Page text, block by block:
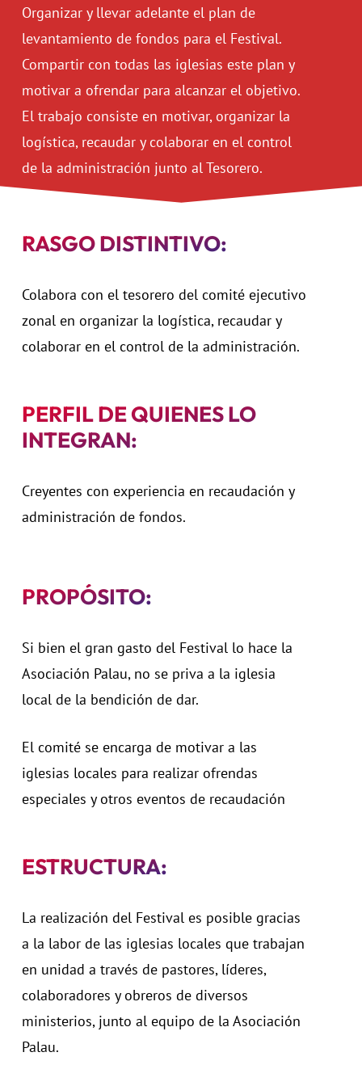
Organizar y llevar adelante el plan de
levantamiento de fondos para el Festival.
Compartir con todas las iglesias este plan y
motivar a ofrendar para alcanzar el objetivo.
El trabajo consiste en motivar, organizar la
logística, recaudar y colaborar en el control
de la administración junto al Tesorero.
RASGO DISTINTIVO:
Colabora con el tesorero del comité ejecutivo
zonal en organizar la logística, recaudar y
colaborar en el control de la administración.
PERFIL DE QUIENES LO
INTEGRAN:
Creyentes con experiencia en recaudación y
administración de fondos.
PROPÓSITO:
Si bien el gran gasto del Festival lo hace la
Asociación Palau, no se priva a la iglesia
local de la bendición de dar.
El comité se encarga de motivar a las
iglesias locales para realizar ofrendas
especiales y otros eventos de recaudación
ESTRUCTURA:
La realización del Festival es posible gracias
a la labor de las iglesias locales que trabajan
en unidad a través de pastores, líderes,
colaboradores y obreros de diversos
ministerios, junto al equipo de la Asociación
Palau.